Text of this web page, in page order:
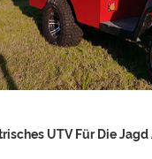
UTV Für Die